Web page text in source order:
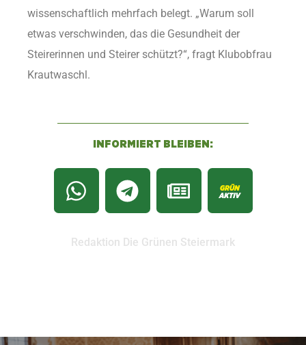
wissenschaftlich mehrfach belegt. „Warum soll
etwas verschwinden, das die Gesundheit der
Steirerinnen und Steirer schützt?“, fragt Klubobfrau
Krautwaschl.
INFORMIERT BLEIBEN:
Redaktion Die Grünen Steiermark